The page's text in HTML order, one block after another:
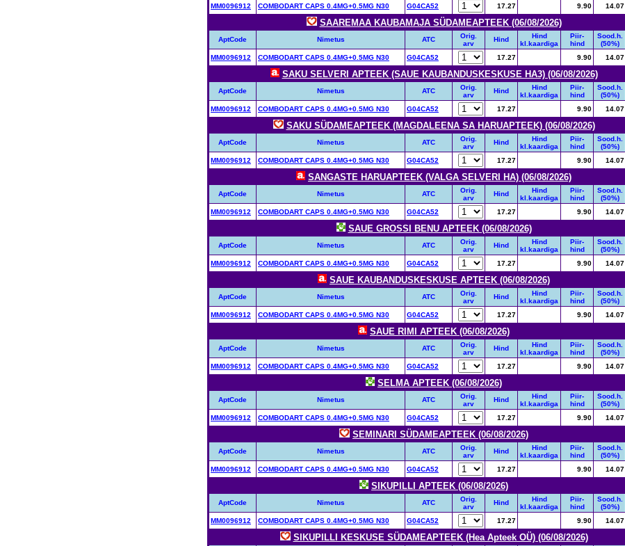
MM0096912
COMBODART CAPS 0.4MG+0.5MG N30 G04CA52 17.27 9.90 14.07
SAAREMAA KAUBAMAJA SÜDAMEAPTEEK (06/08/2026)
AptCode Nimetus ATC
Orig.
arv
Hind
Hind
kl.kaardiga
Piir-
hind
Sood.h.
(50%)
MM0096912
COMBODART CAPS 0.4MG+0.5MG N30 G04CA52 17.27 9.90 14.07
SAKU SELVERI APTEEK (SAUE KAUBANDUSKESKUSE HA3) (06/08/2026)
AptCode Nimetus ATC
Orig.
arv
Hind
Hind
kl.kaardiga
Piir-
hind
Sood.h.
(50%)
MM0096912
COMBODART CAPS 0.4MG+0.5MG N30 G04CA52 17.27 9.90 14.07
SAKU SÜDAMEAPTEEK (MAGDALEENA SA HARUAPTEEK) (06/08/2026)
AptCode Nimetus ATC
Orig.
arv
Hind
Hind
kl.kaardiga
Piir-
hind
Sood.h.
(50%)
MM0096912
COMBODART CAPS 0.4MG+0.5MG N30 G04CA52 17.27 9.90 14.07
SANGASTE HARUAPTEEK (VALGA SELVERI HA) (06/08/2026)
AptCode Nimetus ATC
Orig.
arv
Hind
Hind
kl.kaardiga
Piir-
hind
Sood.h.
(50%)
MM0096912
COMBODART CAPS 0.4MG+0.5MG N30 G04CA52 17.27 9.90 14.07
SAUE GROSSI BENU APTEEK (06/08/2026)
AptCode Nimetus ATC
Orig.
arv
Hind
Hind
kl.kaardiga
Piir-
hind
Sood.h.
(50%)
MM0096912
COMBODART CAPS 0.4MG+0.5MG N30 G04CA52 17.27 9.90 14.07
SAUE KAUBANDUSKESKUSE APTEEK (06/08/2026)
AptCode Nimetus ATC
Orig.
arv
Hind
Hind
kl.kaardiga
Piir-
hind
Sood.h.
(50%)
MM0096912
COMBODART CAPS 0.4MG+0.5MG N30 G04CA52 17.27 9.90 14.07
SAUE RIMI APTEEK (06/08/2026)
AptCode Nimetus ATC
Orig.
arv
Hind
Hind
kl.kaardiga
Piir-
hind
Sood.h.
(50%)
MM0096912
COMBODART CAPS 0.4MG+0.5MG N30 G04CA52 17.27 9.90 14.07
SELMA APTEEK (06/08/2026)
AptCode Nimetus ATC
Orig.
arv
Hind
Hind
kl.kaardiga
Piir-
hind
Sood.h.
(50%)
MM0096912
COMBODART CAPS 0.4MG+0.5MG N30 G04CA52 17.27 9.90 14.07
SEMINARI SÜDAMEAPTEEK (06/08/2026)
AptCode Nimetus ATC
Orig.
arv
Hind
Hind
kl.kaardiga
Piir-
hind
Sood.h.
(50%)
MM0096912
COMBODART CAPS 0.4MG+0.5MG N30 G04CA52 17.27 9.90 14.07
SIKUPILLI APTEEK (06/08/2026)
AptCode Nimetus ATC
Orig.
arv
Hind
Hind
kl.kaardiga
Piir-
hind
Sood.h.
(50%)
MM0096912
COMBODART CAPS 0.4MG+0.5MG N30 G04CA52 17.27 9.90 14.07
SIKUPILLI KESKUSE SÜDAMEAPTEEK (Hea Apteek OÜ) (06/08/2026)